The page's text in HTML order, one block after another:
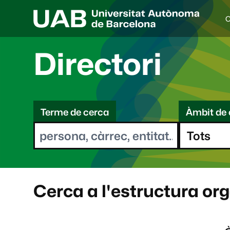
I
d
i
a
e
l
e
o
t
Directori
C
eTerme de cerca Àmbit de
Cerca a l'estructura